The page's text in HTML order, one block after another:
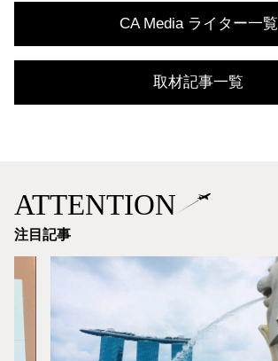
CA Media ライター一覧
取材記事一覧
ATTENTION
注目記事